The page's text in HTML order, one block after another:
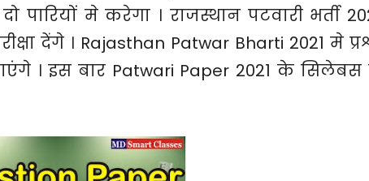
पारियों मे करेगा । राजस्थान पटवारी भर्ती
देंगे । Rajasthan Patwar Bharti 2021 मे
। इस बार Patwari Paper 2021 के